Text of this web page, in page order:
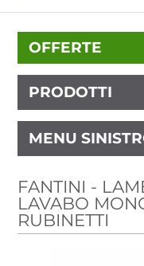
OFFERTE
PRODOTTI
MENU
FANTINI -
LAVABO
RUBINETTI